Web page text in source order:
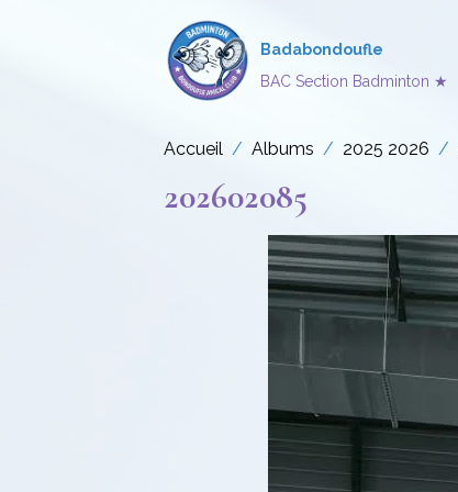
Badabondoufle
BAC Section Badminton ★
Accueil Albums 2025 2026
202602085